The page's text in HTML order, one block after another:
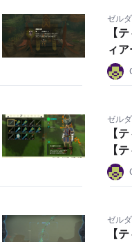
ゼル
【
ィ
ゼル
【
【
ゼル
【